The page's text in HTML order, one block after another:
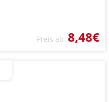
Preis ab 8,48€